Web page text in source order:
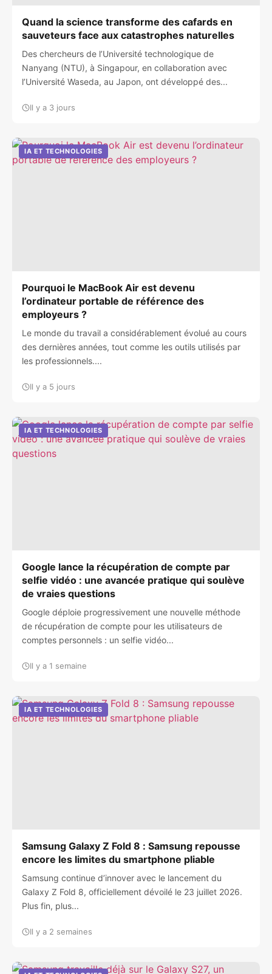
Quand la science transforme des cafards en
sauveteurs face aux catastrophes naturelles
Des chercheurs de l’Université technologique de
Nanyang (NTU), à Singapour, en collaboration avec
l’Université Waseda, au Japon, ont développé des...
Il y a 3 jours
IA ET TECHNOLOGIES
Pourquoi le MacBook Air est devenu
l’ordinateur portable de référence des
employeurs ?
Le monde du travail a considérablement évolué au cours
des dernières années, tout comme les outils utilisés par
les professionnels....
Il y a 5 jours
IA ET TECHNOLOGIES
Google lance la récupération de compte par
selfie vidéo : une avancée pratique qui soulève
de vraies questions
Google déploie progressivement une nouvelle méthode
de récupération de compte pour les utilisateurs de
comptes personnels : un selfie vidéo...
Il y a 1 semaine
IA ET TECHNOLOGIES
Samsung Galaxy Z Fold 8 : Samsung repousse
encore les limites du smartphone pliable
Samsung continue d’innover avec le lancement du
Galaxy Z Fold 8, officiellement dévoilé le 23 juillet 2026.
Plus fin, plus...
Il y a 2 semaines